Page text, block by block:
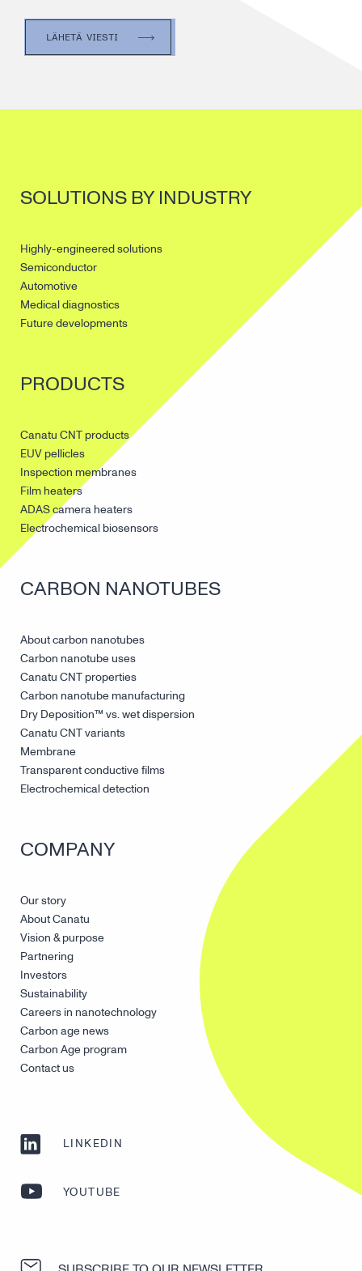
SOLUTIONS BY INDUSTRY
Highly-engineered solutions
Semiconductor
Automotive
Medical diagnostics
Future developments
PRODUCTS
Canatu CNT products
EUV pellicles
Inspection membranes
Film heaters
ADAS camera heaters
Electrochemical biosensors
CARBON NANOTUBES
About carbon nanotubes
Carbon nanotube uses
Canatu CNT properties
Carbon nanotube manufacturing
Dry Deposition™ vs. wet dispersion
Canatu CNT variants
Membrane
Transparent conductive films
Electrochemical detection
COMPANY
Our story
About Canatu
Vision & purpose
Partnering
Investors
Sustainability
Careers in nanotechnology
Carbon age news
Carbon Age program
Contact us
LINKEDIN
YOUTUBE